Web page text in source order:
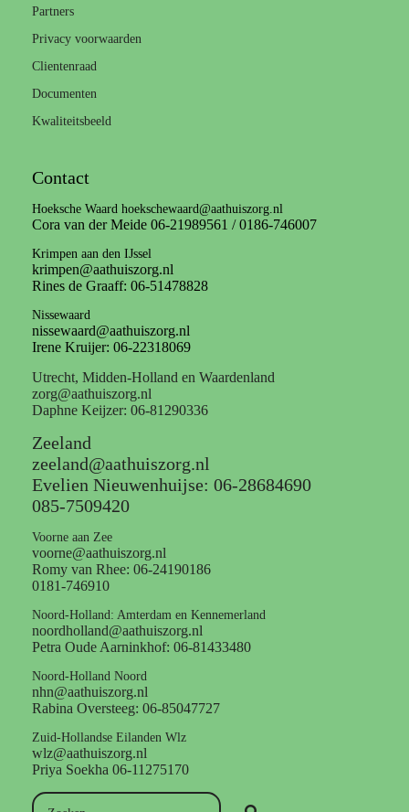
Partners
Privacy voorwaarden
Clientenraad
Documenten
Kwaliteitsbeeld
Contact
Hoeksche Waard hoekschewaard@aathuiszorg.nl
Cora van der Meide 06-21989561 / 0186-746007
Krimpen aan den IJssel
krimpen@aathuiszorg.nl
Rines de Graaff: 06-51478828
Nissewaard
nissewaard@aathuiszorg.nl
Irene Kruijer: 06-22318069
Utrecht, Midden-Holland en Waardenland
zorg@aathuiszorg.nl
Daphne Keijzer: 06-81290336
Zeeland
zeeland@aathuiszorg.nl
Evelien Nieuwenhuijse: 06-28684690
085-7509420
Voorne aan Zee
voorne@aathuiszorg.nl
Romy van Rhee: 06-24190186
0181-746910
Noord-Holland: Amterdam en Kennemerland
noordholland@aathuiszorg.nl
Petra Oude Aarninkhof: 06-81433480
Noord-Holland Noord
nhn@aathuiszorg.nl
Rabina Oversteeg: 06-85047727
Zuid-Hollandse Eilanden Wlz
wlz@aathuiszorg.nl
Priya Soekha 06-11275170